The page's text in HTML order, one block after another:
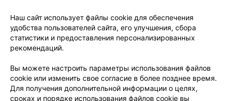
О проекте
Новости проекта
Размещение рекламы
Медицинский маркетинг
Публичный договор
Доставка
Способы оплаты
Вакансии
Партнеры
Написать руководителю 103.by
Наш сайт использует файлы cookie для обеспечения
удобства пользователей сайта, его улучшения, сбора
статистики и предоставления персонализированных
рекомендаций.
Вы можете настроить параметры использования файлов
cookie или изменить свое согласие в более позднее время.
Для получения дополнительной информации о целях,
сроках и порядке использования файлов cookie вы